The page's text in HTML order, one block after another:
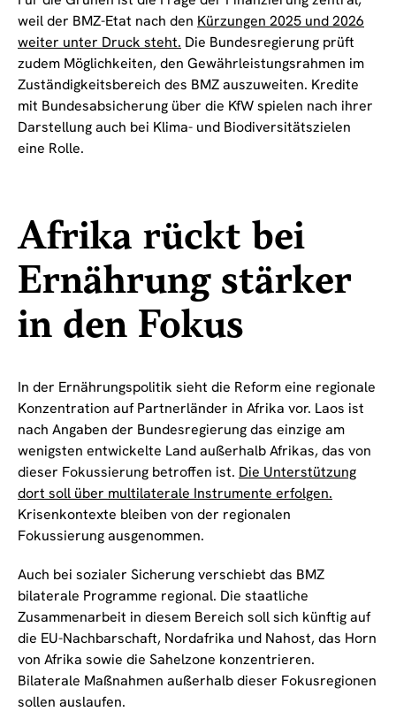
weil der BMZ-Etat nach den Kürzungen 2025 und 2026
weiter unter Druck steht. Die Bundesregierung prüft
zudem Möglichkeiten, den Gewährleistungsrahmen im
Zuständigkeitsbereich des BMZ auszuweiten. Kredite
mit Bundesabsicherung über die KfW spielen nach ihrer
Darstellung auch bei Klima- und Biodiversitätszielen
eine Rolle.
Afrika rückt bei
Ernährung stärker
in den Fokus
In der Ernährungspolitik sieht die Reform eine regionale
Konzentration auf Partnerländer in Afrika vor. Laos ist
nach Angaben der Bundesregierung das einzige am
wenigsten entwickelte Land außerhalb Afrikas, das von
dieser Fokussierung betroffen ist. Die Unterstützung
dort soll über multilaterale Instrumente erfolgen.
Krisenkontexte bleiben von der regionalen
Fokussierung ausgenommen.
Auch bei sozialer Sicherung verschiebt das BMZ
bilaterale Programme regional. Die staatliche
Zusammenarbeit in diesem Bereich soll sich künftig auf
die EU-Nachbarschaft, Nordafrika und Nahost, das Horn
von Afrika sowie die Sahelzone konzentrieren.
Bilaterale Maßnahmen außerhalb dieser Fokusregionen
sollen auslaufen.